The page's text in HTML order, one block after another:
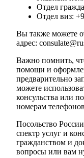
Отдел
Отдел виз:
Вы также можете
адрес:
Важно помнить,
помощи и
предварительно
можете
консульства или
номерам
Посольство
спектр услуг и
гражданством и
вопросы или вам